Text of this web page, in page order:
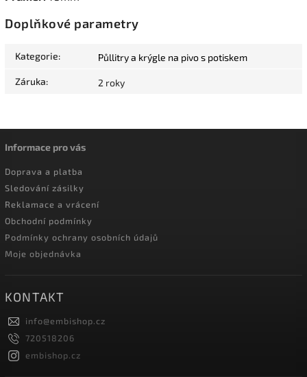
Doplňkové parametry
Kategorie: Půllitry a krýgle na pivo s potiskem
Záruka: 2 roky
Informace pro vás
Doprava a platba
Sledování zásilky
Reklamace a vrácení
Obchodní podmínky
Podmínky ochrany osobních údajů
Moje objednávka
KONTAKT
info@embishop.cz
720518206
embishop.cz